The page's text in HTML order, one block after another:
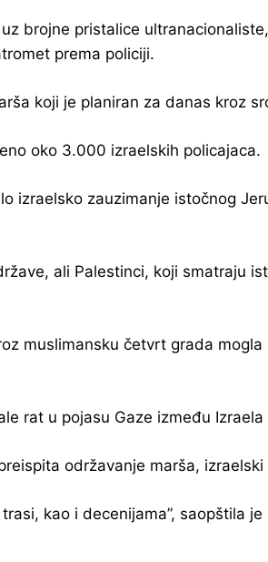
brojne pristalice
prema policiji.
koji je planiran za danas kroz
oko 3.000 izraelskih policajaca.
izraelsko zauzimanje istočnog
ali Palestinci, koji smatraju
muslimansku četvrt grada
rat u pojasu Gaze između
održavanje marša,
kao i decenijama”, saopštila